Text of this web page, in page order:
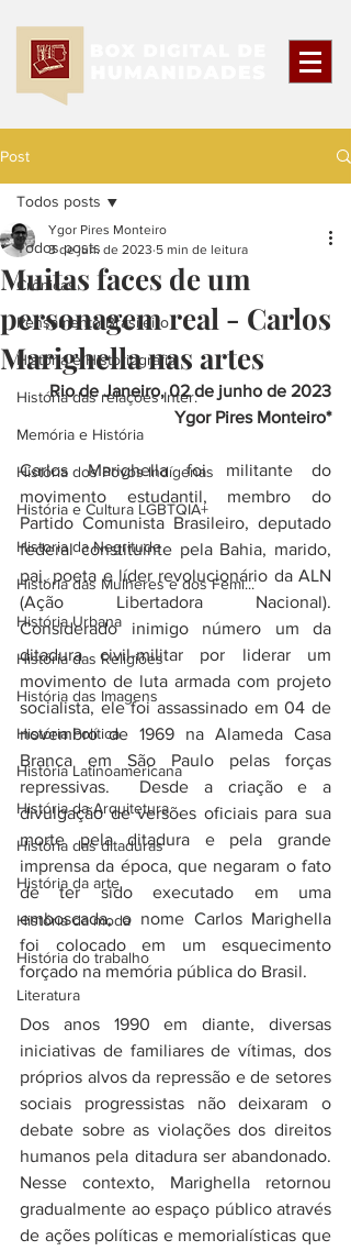
Post
Todos posts
Crônicas
Pensamento Brasileiro
História e Historiografia
História das relações Inter.
Memória e História
História dos Povos Indígenas
História e Cultura LGBTQIA+
Historia da Negritude
História das Mulheres e dos Femi...
História Urbana
História das Religiões
História das Imagens
História Política
História Latinoamericana
História da Arquitetura
História das ditaduras
História da arte
História da moda
História do trabalho
Literatura
Todos posts
Muitas faces de um
personagem real - Carlos
Marighella nas artes
Ygor Pires Monteiro
3 de jun. de 2023 5 min de leitura
Rio de Janeiro, 02 de junho de 2023
Ygor Pires Monteiro*
Carlos Marighella foi militante do
movimento estudantil, membro do
Partido Comunista Brasileiro, deputado
federal constituinte pela Bahia, marido,
pai, poeta e líder revolucionário da ALN
(Ação Libertadora Nacional).
Considerado inimigo número um da
ditadura civil-militar por liderar um
movimento de luta armada com projeto
socialista, ele foi assassinado em 04 de
novembro de 1969 na Alameda Casa
Branca em São Paulo pelas forças
repressivas.  Desde a criação e a
divulgação de versões oficiais para sua
morte pela ditadura e pela grande
imprensa da época, que negaram o fato
de ter sido executado em uma
emboscada, o nome Carlos Marighella
foi colocado em um esquecimento
forçado na memória pública do Brasil.
Dos anos 1990 em diante, diversas
iniciativas de familiares de vítimas, dos
próprios alvos da repressão e de setores
sociais progressistas não deixaram o
debate sobre as violações dos direitos
humanos pela ditadura ser abandonado.
Nesse contexto, Marighella retornou
gradualmente ao espaço público através
de ações políticas e memorialísticas que